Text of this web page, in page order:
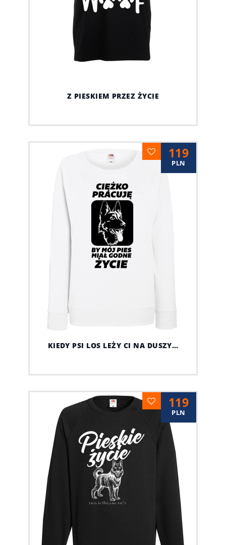
Z PIESKIEM PRZEZ ŻYCIE
119
PLN
KIEDY PSI LOS LEŻY CI NA DUSZY…
119
PLN